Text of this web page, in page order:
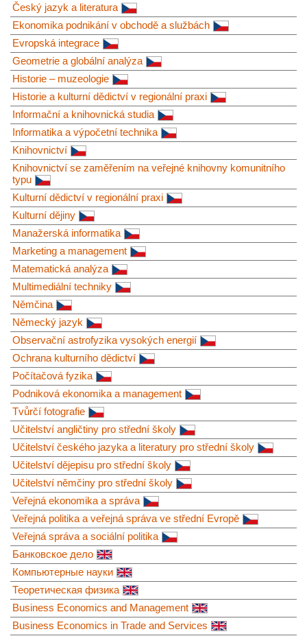
Český jazyk a literatura
Ekonomika podnikání v obchodě a službách
Evropská integrace
Geometrie a globální analýza
Historie – muzeologie
Historie a kulturní dědictví v regionální praxi
Informační a knihovnická studia
Informatika a výpočetní technika
Knihovnictví
Knihovnictví se zaměřením na veřejné knihovny komunitního
typu
Kulturní dědictví v regionální praxi
Kulturní dějiny
Manažerská informatika
Marketing a management
Matematická analýza
Multimediální techniky
Němčina
Německý jazyk
Observační astrofyzika vysokých energií
Ochrana kulturního dědictví
Počítačová fyzika
Podniková ekonomika a management
Tvůrčí fotografie
Učitelství angličtiny pro střední školy
Učitelství českého jazyka a literatury pro střední školy
Učitelství dějepisu pro střední školy
Učitelství němčiny pro střední školy
Veřejná ekonomika a správa
Veřejná politika a veřejná správa ve střední Evropě
Veřejná správa a sociální politika
Банковское дело
Компьютерные науки
Теоретическая физика
Business Economics and Management
Business Economics in Trade and Services